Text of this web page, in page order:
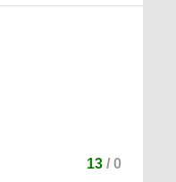
13 / 0